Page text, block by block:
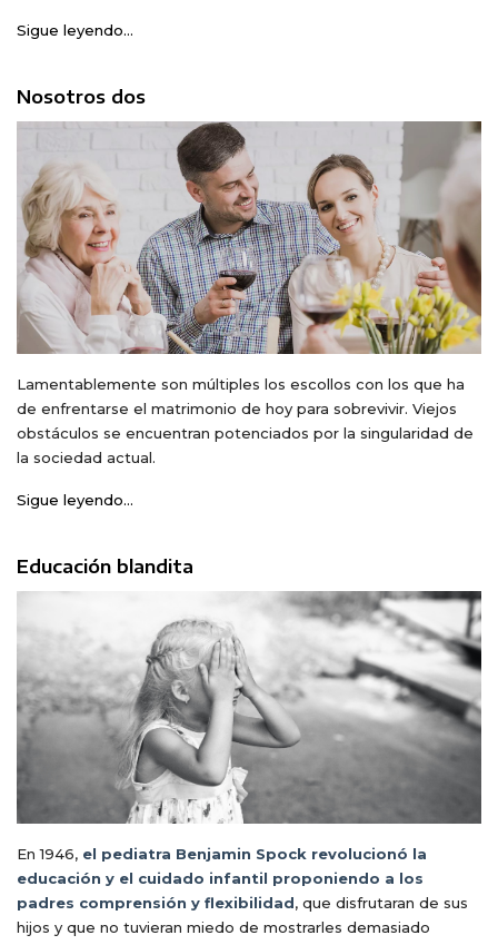
Sigue leyendo...
Nosotros dos
Lamentablemente son múltiples los escollos con los que ha
de enfrentarse el matrimonio de hoy para sobrevivir. Viejos
obstáculos se encuentran potenciados por la singularidad de
la sociedad actual.
Sigue leyendo...
Educación blandita
En 1946, el pediatra Benjamin Spock revolucionó la
educación y el cuidado infantil proponiendo a los
padres comprensión y flexibilidad, que disfrutaran de sus
hijos y que no tuvieran miedo de mostrarles demasiado